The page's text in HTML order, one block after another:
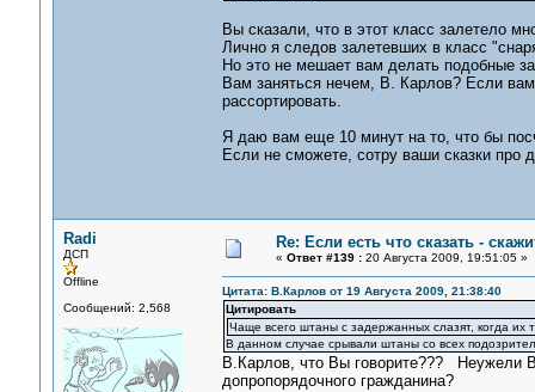
Вы сказали, что в этот класс залетело
Лично я следов залетевших в класс
Но это не мешает вам делать подобные
Вам заняться нечем, В. Карлов? Если
рассортировать.
Я даю вам еще 10 минут на то, что бы
Если не сможете, сотру ваши сказки про
Radi
ДСП
Offline
Сообщений: 2,568
Re: Если есть что сказать -
« Ответ #139 :20 Августа 2009, 19:51:05 »
Цитата: В.Карлов от 19 Августа 2009, 21:38:40
Цитировать
Чаще всего штаны с задержанных слазят, когда их
В данном случае срывали штаны со всех
В.Карлов, что Вы говорите??? Неужели
допропорядочного гражданина?